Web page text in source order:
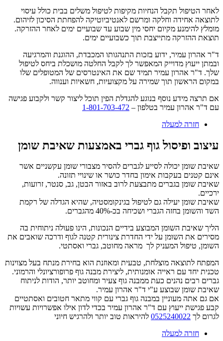
לאחר הטיפול תקבל הנחיות מקיפות לטיפול משלים בבית כולל עיסוי
לתוצאה אחידה וחלקה ומרשם לאנטיביוטיקה להפחתת הסיכון לזיהום.
מומלץ להימנע מקיום יחסי מין שבוע עד שבועיים ימים לאחר ההזרקה.
תוצאת ההזרקה מתייצבת תוך כשבועיים ימים.
ד"ר אהרון עמיר, ידוע בזכות התנהגותו המכבדת, ההוגנת והמרגיעה
ובמתן ייעוץ מדוייק המאפשר לך לקבל החלטה מושכלת ביחס לטיפול
שלך. ד"ר אהרון עמיר תמיד שם את האינטרסים של המטופלים שלו
במקום הראשון תוך שמירה על מקצועיות, חשאיות וענווה.
אם תרצה מידע נוסף בנוגע להגדלת הפין תוכל ליצור קשר ולקבוע פגישה
עם ד"ר אהרון עמיר בטלפון – 1-801-703-472
חזרה למעלה
עיצוב ופיסול גוף גברי באמצעות שאיבת שומן
שאיבת שומן יכולה לסייע לגברים להסיר מצבורי שומן עקשניים אשר
אינם קטנים בעקבות אימון בחדר כושר או שינויי תזונה.
שאיבת שומן בגברים מתבצעת לרוב באזור הבטן, גב, סנטר, זרועות,
ירכיים.
שאיבת שומן יעילה גם לטיפול בגינקומסטיה, שהיא הגדלה של רקמת
השד והשומן בחזה הגברי ושכיחה בכ-40% מהגברים.
הליך שאיבת השומן המבוצע בידיים הנכונות, הינו פעולה ניתוחית בה
מסירים את השומן על ידי החדרת צינורית קטנה לגוף ודרכה שואבים את
השומן, טיפול המעניק לך מראה מחוטב, גברי ואסתטי.
המפתח לתוצאה מוצלחת, טבעית ומאוזנת הוא בחירת מנתח בעל מצוינות
טכנית יחד עם ראייה אומנותית, ליצירת מבנה גוף פרופורציונלי והרמוני.
גברים רבים נהנים כעת ממבנה גוף צעיר ומחוטב יותר, הודות לניתוח
שאיבת שומן שבוצע ע"י ד"ר אהרון עמיר.
אם גם אתה מעוניין במבנה גוף גברי עם קווי מתאר חטובים ואסתטיים
קבע פגישת ייעוץ עם ד"ר אהרון עמיר בכדי לדון אילו אפשרויות עשויות
לגרום לך 0525240022 להיראות טוב יותר ולהרגיש חיוני
חזרה למעלה